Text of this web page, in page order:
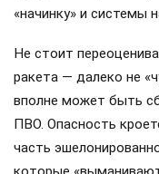
«начинку» и системы
Не стоит
ракета — далеко не
вполне может быть
ПВО. Опасность
часть